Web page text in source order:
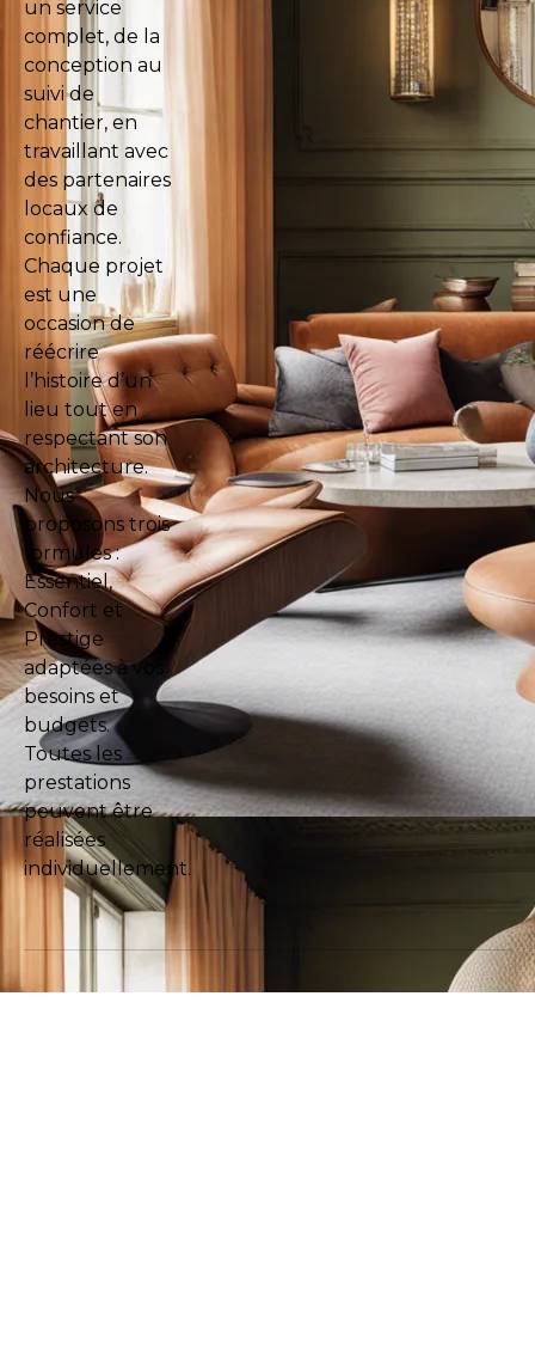
un service
complet, de la
conception au
suivi de
chantier, en
travaillant avec
des partenaires
locaux de
confiance.
Chaque projet
est une
occasion de
réécrire
l’histoire d’un
lieu tout en
respectant son
architecture.
Nous
proposons trois
formules :
Essentiel,
Confort et
Prestige
adaptées à vos
besoins et
budgets.
Toutes les
prestations
peuvent être
réalisées
individuellement.